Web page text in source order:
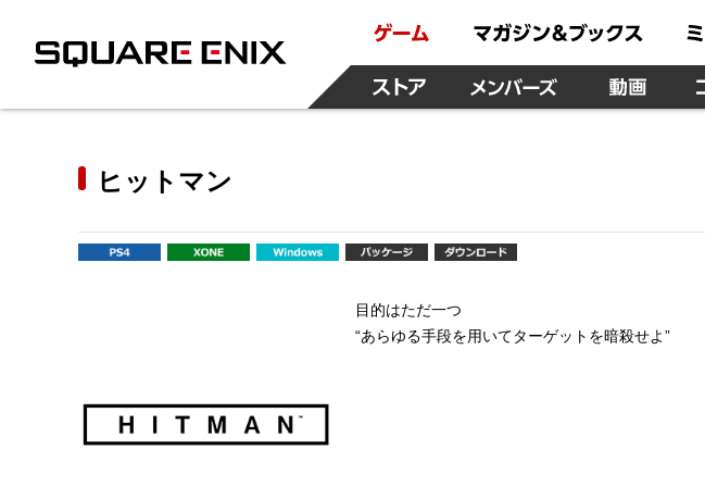
ヒットマン
目的はただ一つ
“あらゆる手段を用いてターゲットを暗殺せよ”